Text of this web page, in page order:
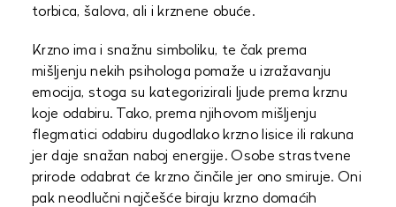
torbica, šalova, ali i krznene obuće.
Krzno ima i snažnu simboliku, te čak prema
mišljenju nekih psihologa pomaže u izražavanju
emocija, stoga su kategorizirali ljude prema krznu
koje odabiru. Tako, prema njihovom mišljenju
flegmatici odabiru dugodlako krzno lisice ili rakuna
jer daje snažan naboj energije. Osobe strastvene
prirode odabrat će krzno činčile jer ono smiruje. Oni
pak neodlučni najčešće biraju krzno domaćih